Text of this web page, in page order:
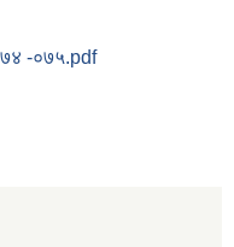
-०७५.pdf